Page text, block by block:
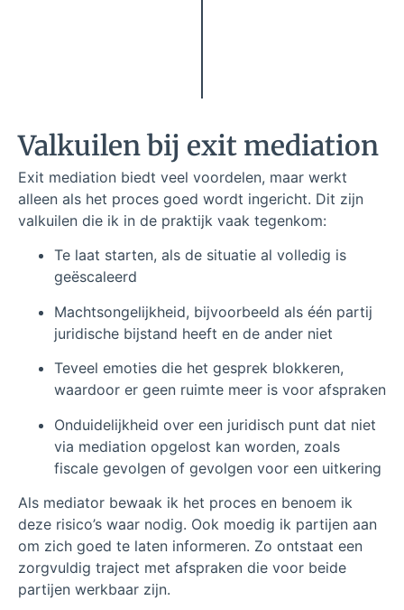
Valkuilen bij exit mediation
Exit mediation biedt veel voordelen, maar werkt
alleen als het proces goed wordt ingericht. Dit zijn
valkuilen die ik in de praktijk vaak tegenkom:
Te laat starten, als de situatie al volledig is
geëscaleerd
Machtsongelijkheid, bijvoorbeeld als één partij
juridische bijstand heeft en de ander niet
Teveel emoties die het gesprek blokkeren,
waardoor er geen ruimte meer is voor afspraken
Onduidelijkheid over een juridisch punt dat niet
via mediation opgelost kan worden, zoals
fiscale gevolgen of gevolgen voor een uitkering
Als mediator bewaak ik het proces en benoem ik
deze risico’s waar nodig. Ook moedig ik partijen aan
om zich goed te laten informeren. Zo ontstaat een
zorgvuldig traject met afspraken die voor beide
partijen werkbaar zijn.